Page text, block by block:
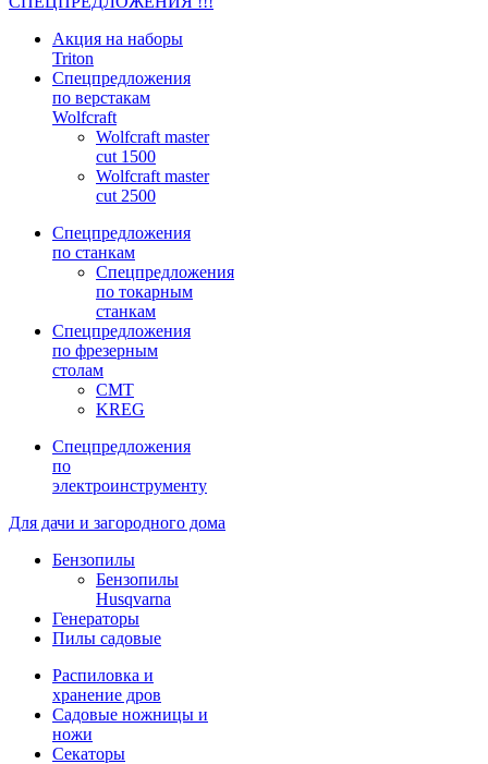
Акция на наборы
Triton
Спецпредложения
по верстакам
Wolfcraft
Wolfcraft master
cut 1500
Wolfcraft master
cut 2500
Спецпредложения
по станкам
Спецпредложения
по токарным
станкам
Спецпредложения
по фрезерным
столам
CMT
KREG
Спецпредложения
по
электроинструменту
Для дачи и загородного дома
Бензопилы
Бензопилы
Husqvarna
Генераторы
Пилы садовые
Распиловка и
хранение дров
Садовые ножницы и
ножи
Секаторы